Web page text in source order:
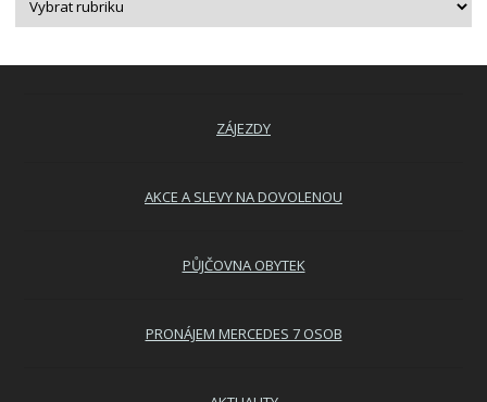
ZÁJEZDY
AKCE A SLEVY NA DOVOLENOU
PŮJČOVNA OBYTEK
PRONÁJEM MERCEDES 7 OSOB